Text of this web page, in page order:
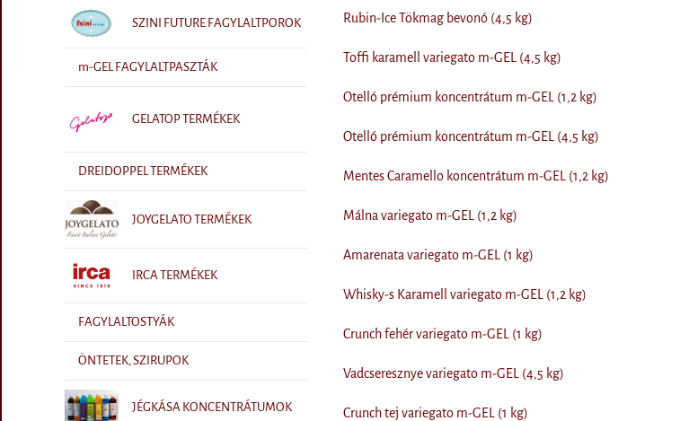
Rubin-Ice Tökmag bevonó (4,5 kg)
Toffi karamell variegato m-GEL (4,5 kg)
Otelló prémium koncentrátum m-GEL (1,2 kg)
Otelló prémium koncentrátum m-GEL (4,5 kg)
Mentes Caramello koncentrátum m-GEL (1,2 kg)
Málna variegato m-GEL (1,2 kg)
Amarenata variegato m-GEL (1 kg)
Whisky-s Karamell variegato m-GEL (1,2 kg)
Crunch fehér variegato m-GEL (1 kg)
Vadcseresznye variegato m-GEL (4,5 kg)
Crunch tej variegato m-GEL (1 kg)
SZINI FUTURE FAGYLALTPOROK
m-GEL FAGYLALTPASZTÁK
GELATOP TERMÉKEK
DREIDOPPEL TERMÉKEK
JOYGELATO TERMÉKEK
IRCA TERMÉKEK
FAGYLALTOSTYÁK
ÖNTETEK, SZIRUPOK
JÉGKÁSA KONCENTRÁTUMOK